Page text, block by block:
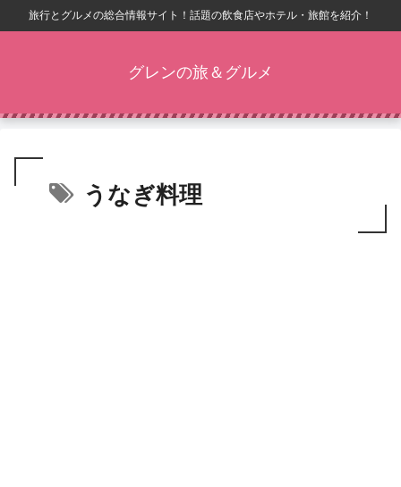
旅行とグルメの総合情報サイト！話題の飲食店やホテル・旅館を紹介！
グレンの旅＆グルメ
うなぎ料理